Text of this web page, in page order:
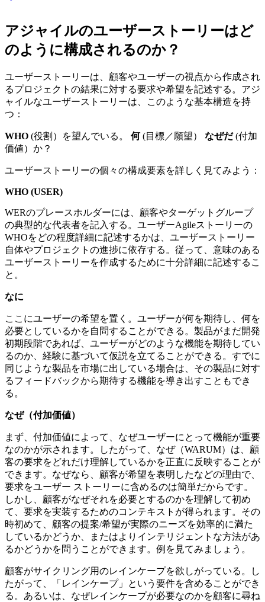
アジャイルのユーザーストーリーはど
のように構成されるのか？
ユーザーストーリーは、顧客やユーザーの視点から作成され
るプロジェクトの結果に対する要求や希望を記述する。アジ
ャイルなユーザーストーリーは、このような基本構造を持
つ：
WHO (役割）を望んでいる。 何(目標／願望） なぜだ(付加
価値）か？
ユーザーストーリーの個々の構成要素を詳しく見てみよう：
WHO (USER)
WERのプレースホルダーには、顧客やターゲットグループ
の典型的な代表者を記入する。ユーザーAgileストーリーの
WHOをどの程度詳細に記述するかは、ユーザーストーリー
自体やプロジェクトの進捗に依存する。従って、意味のある
ユーザーストーリーを作成するために十分詳細に記述するこ
と。
なに
ここにユーザーの希望を置く。ユーザーが何を期待し、何を
必要としているかを自問することができる。製品がまだ開発
初期段階であれば、ユーザーがどのような機能を期待してい
るのか、経験に基づいて仮説を立てることができる。すでに
同じような製品を市場に出している場合は、その製品に対す
るフィードバックから期待する機能を導き出すこともでき
る。
なぜ（付加価値）
まず、付加価値によって、なぜユーザーにとって機能が重要
なのかが示されます。したがって、なぜ（WARUM）は、顧
客の要求をどれだけ理解しているかを正直に反映することが
できます。なぜなら、顧客が希望を表明したなどの理由で、
要求をユーザー ストーリーに含めるのは簡単だからです。
しかし、顧客がなぜそれを必要とするのかを理解して初め
て、要求を実装するためのコンテキストが得られます。その
時初めて、顧客の提案/希望が実際のニーズを効率的に満た
しているかどうか、またはよりインテリジェントな方法があ
るかどうかを問うことができます。例を見てみましょう。
顧客がサイクリング用のレインケープを欲しがっている。し
たがって、「レインケープ」という要件を含めることができ
る。あるいは、なぜレインケープが必要なのかを顧客に尋ね